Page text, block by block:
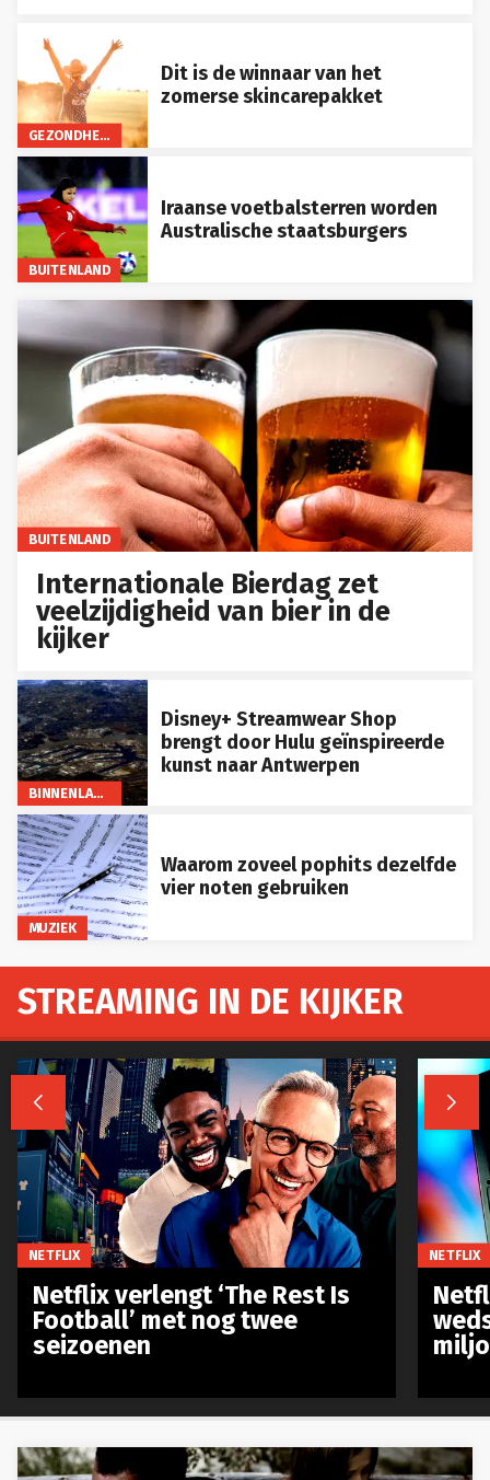
GEZONDHEID
Dit is de winnaar van het
zomerse skincarepakket
BUITENLAND
Iraanse voetbalsterren worden
Australische staatsburgers
BUITENLAND
Internationale Bierdag zet
veelzijdigheid van bier in de
kijker
BINNENLAND
Disney+ Streamwear Shop
brengt door Hulu geïnspireerde
kunst naar Antwerpen
MUZIEK
Waarom zoveel pophits dezelfde
vier noten gebruiken
STREAMING IN DE KIJKER
 
NETFLIX
Netflix verlengt ‘The Rest Is
Football’ met nog twee
seizoenen
NETFLIX